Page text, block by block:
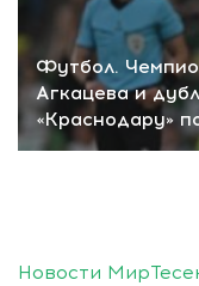
Футбол.
Агкацева и
«Краснодару»
Новости